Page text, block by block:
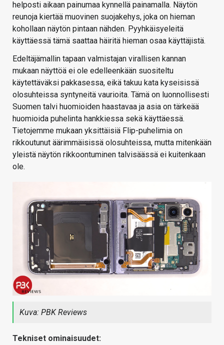
helposti aikaan painumaa kynnellä painamalla. Näytön
reunoja kiertää muovinen suojakehys, joka on hieman
kohollaan näytön pintaan nähden. Pyyhkäisyeleitä
käyttäessä tämä saattaa häiritä hieman osaa käyttäjistä.
Edeltäjämallin tapaan valmistajan virallisen kannan
mukaan näyttöä ei ole edelleenkään suositeltu
käytettäväksi pakkasessa, eikä takuu kata kyseisissä
olosuhteissa syntyneitä vaurioita. Tämä on luonnollisesti
Suomen talvi huomioiden haastavaa ja asia on tärkeää
huomioida puhelinta hankkiessa sekä käyttäessä.
Tietojemme mukaan yksittäisiä Flip-puhelimia on
rikkoutunut äärimmäisissä olosuhteissa, mutta mitenkään
yleistä näytön rikkoontuminen talvisäässä ei kuitenkaan
ole.
Kuva: PBK Reviews
Tekniset ominaisuudet: